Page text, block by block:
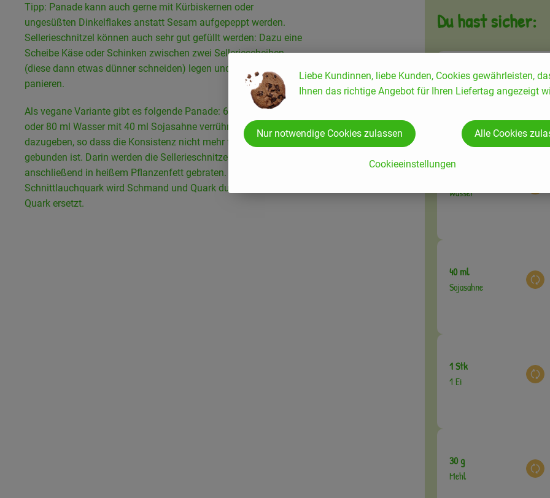
Tipp: Panade kann auch gerne mit Kürbiskernen oder
ungesüßten Dinkelflakes anstatt Sesam aufgepeppt werden.
Sellerieschnitzel können auch sehr gut gefüllt werden: Dazu eine
Scheibe Käse oder Schinken zwischen zwei Selleriescheiben
(diese dann etwas dünner schneiden) legen und so gefüllt
panieren.
Als vegane Variante gibt es folgende Panade: 60 ml Sojamilch
oder 80 ml Wasser mit 40 ml Sojasahne verrühren und 30 g Mehl
dazugeben, so dass die Konsistenz nicht mehr flüssig, sondern
gebunden ist. Darin werden die Sellerieschnitzel getaucht und
anschließend in heißem Pflanzenfett gebraten. Für den
Schnittlauchquark wird Schmand und Quark durch veganen
Quark ersetzt.
Du hast sicher:
60 ml
Sojamilch
Wasser
40 ml
Sojasahne
1 Stk
1 Ei
30 g
Mehl
Liebe Kundinnen, liebe Kunden, Cookies gewährleisten,
Ihnen das richtige Angebot für Ihren Liefertag angezeigt
Cookieeinstellungen
Nur notwendige Cookies zulassen Alle Cookies